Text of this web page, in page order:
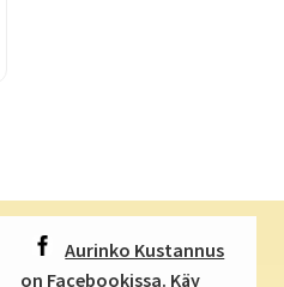
Aurinko Kustannus
on Facebookissa. Käy